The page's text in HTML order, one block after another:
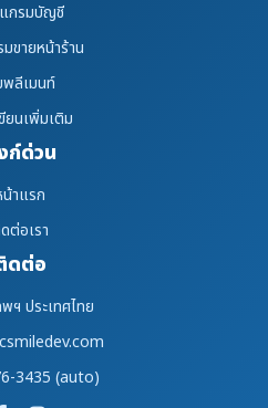
กรมบัญชี
ขายหน้าร้าน
ลีเมนท์
ยนเพิ่มเติม
ก์ด่วน
าแรก
ต่อเรา
ดต่อ
ฯ ประเทศไทย
3435 (auto)